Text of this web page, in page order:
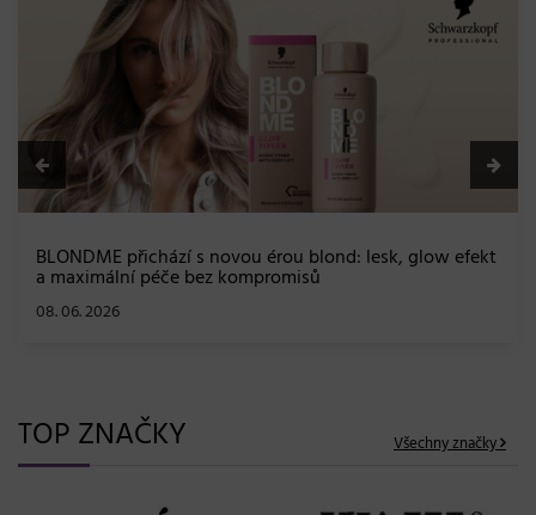
BLONDME přichází s novou érou blond: lesk, glow efekt
a maximální péče bez kompromisů
08. 06. 2026
TOP ZNAČKY Všechny značky